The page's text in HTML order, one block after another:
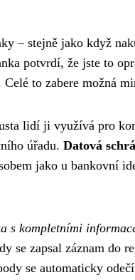
– stejně jako když
potvrdí, že jste to
to zabere možná
lidí ji využívá pro
úřadu. Datová
jako u bankovní
s kompletními
se zapsal záznam do
se automaticky